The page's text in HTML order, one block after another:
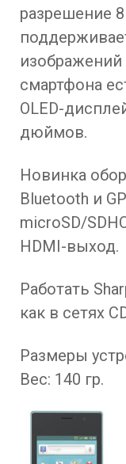
разрешение
смартфона
OLED-
дюймов.
Новинка
Bluetooth и
microSD/
HDMI-выход.
Работать
как в сетях
Размеры
Вес: 140 гр.